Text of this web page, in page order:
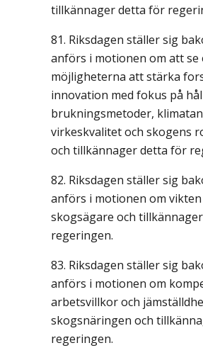
tillkännager detta för
Riksdagen ställer sig
anförs i motionen om att se
möjligheterna att stärka
innovation med fokus på
brukningsmetoder,
virkeskvalitet och skogens
och tillkännager detta för
Riksdagen ställer sig
anförs i motionen om
skogsägare och
regeringen.
Riksdagen ställer sig
anförs i motionen om
arbetsvillkor och
skogsnäringen och
regeringen.